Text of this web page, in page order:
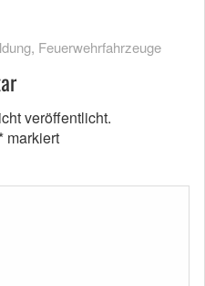
, Feuerwehrfahrzeuge
veröffentlicht.
markiert